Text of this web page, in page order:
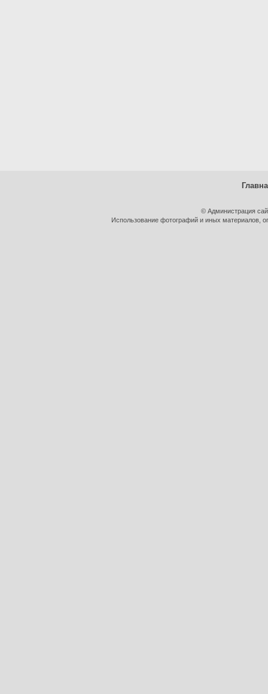
© Администрация
Использование фотографий и иных материалов,